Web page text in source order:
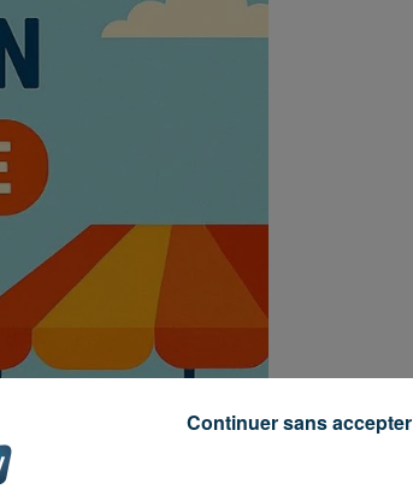
Continuer sans accepter